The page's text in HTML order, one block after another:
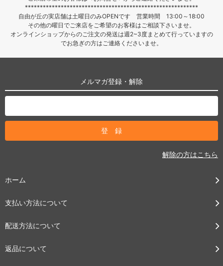
**********************************************************
自由が丘の実店舗は土曜日のみOPENです 営業時間 13:00～18:00
その他の曜日でご来店をご希望のお客様はご相談下さいませ。
オンラインショップからのご注文の発送は週2~3度まとめて行っていますの
でお急ぎの方はご連絡くださいませ。
メルマガ登録・解除
解除の方はこちら
ホーム
支払い方法について
配送方法について
返品について